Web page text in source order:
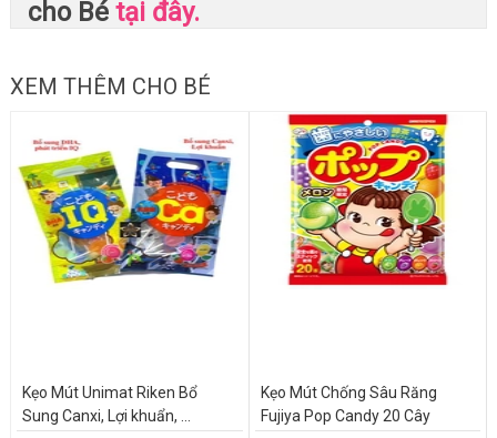
cho Bé tại đây.
XEM THÊM CHO BÉ
Kẹo Mút Unimat Riken Bổ
Sung Canxi, Lợi khuẩn, ...
Kẹo Mút Chống Sâu Răng
Fujiya Pop Candy 20 Cây